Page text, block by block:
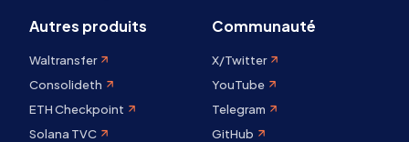
Autres produits
Waltransfer
Consolideth
ETH Checkpoint
Solana TVC
Communauté
X/Twitter
YouTube
Telegram
GitHub